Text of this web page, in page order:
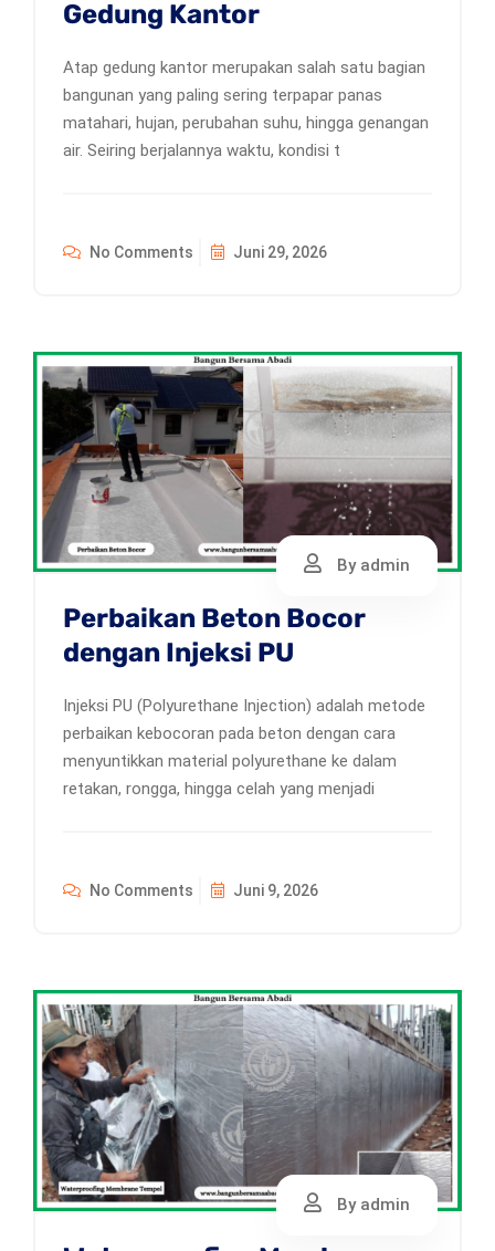
Gedung Kantor
Atap gedung kantor merupakan salah satu bagian
bangunan yang paling sering terpapar panas
matahari, hujan, perubahan suhu, hingga genangan
air. Seiring berjalannya waktu, kondisi t
No Comments Juni 29, 2026
By admin
Perbaikan Beton Bocor
dengan Injeksi PU
Injeksi PU (Polyurethane Injection) adalah metode
perbaikan kebocoran pada beton dengan cara
menyuntikkan material polyurethane ke dalam
retakan, rongga, hingga celah yang menjadi
No Comments Juni 9, 2026
By admin